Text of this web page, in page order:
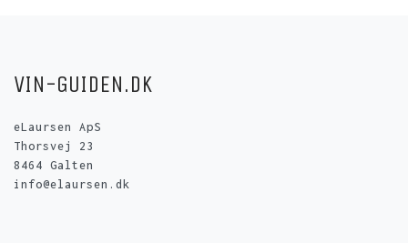
VIN-GUIDEN.DK
eLaursen ApS
Thorsvej 23
8464 Galten
info@elaursen.dk